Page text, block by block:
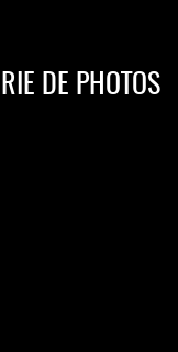
DE PHOTOS